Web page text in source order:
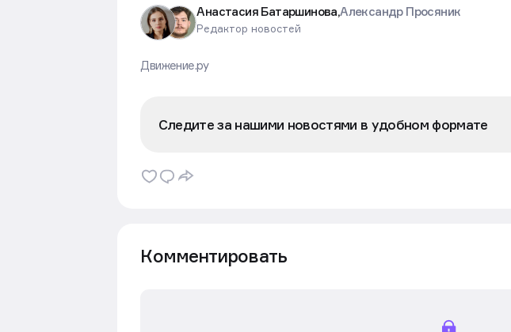
Анастасия Батаршинова,Александр Просяник
Редактор новостей
Движение.ру
Следите за нашими новостями в удобном формате
Комментировать